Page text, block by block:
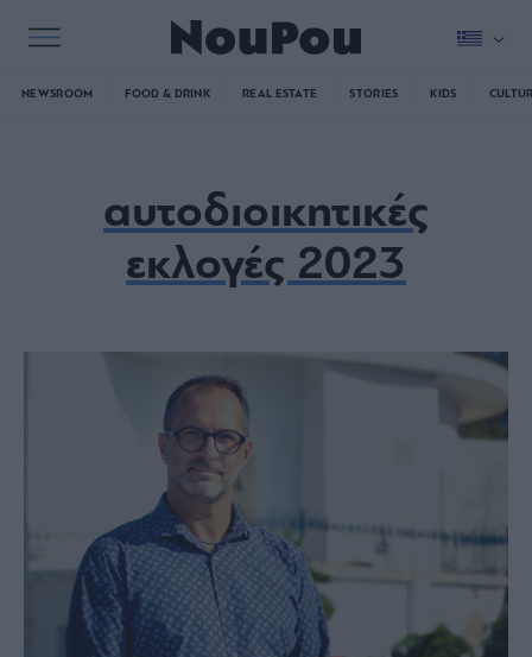
NEWSROOM FOOD & DRINK REAL ESTATE STORIES KIDS
αυτοδιοικητικές
εκλογές 2023